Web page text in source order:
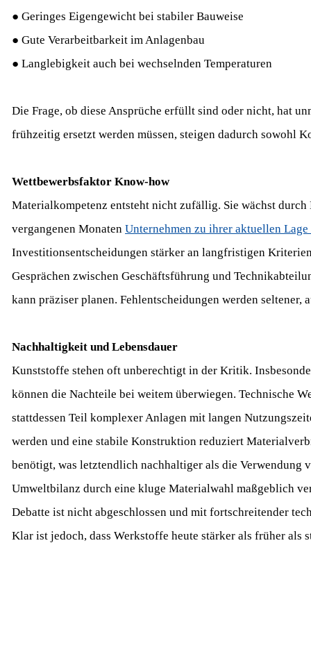
● Geringes Eigengewicht bei stabiler Bauweise
● Gute Verarbeitbarkeit im Anlagenbau
● Langlebigkeit auch bei wechselnden Temperaturen
Die Frage, ob diese Ansprüche erfüllt sind oder nicht, hat
frühzeitig ersetzt werden müssen, steigen dadurch sowohl
Wettbewerbsfaktor Know-how
Materialkompetenz entsteht nicht zufällig. Sie wächst
vergangenen Monaten Unternehmen zu ihrer aktuellen
Investitionsentscheidungen stärker an langfristigen
Gesprächen zwischen Geschäftsführung und
kann präziser planen. Fehlentscheidungen werden seltener,
Nachhaltigkeit und Lebensdauer
Kunststoffe stehen oft unberechtigt in der Kritik.
können die Nachteile bei weitem überwiegen. Technische
stattdessen Teil komplexer Anlagen mit langen
werden und eine stabile Konstruktion reduziert
benötigt, was letztendlich nachhaltiger als die Verwendung
Umweltbilanz durch eine kluge Materialwahl maßgeblich
Debatte ist nicht abgeschlossen und mit fortschreitender
Klar ist jedoch, dass Werkstoffe heute stärker als früher als